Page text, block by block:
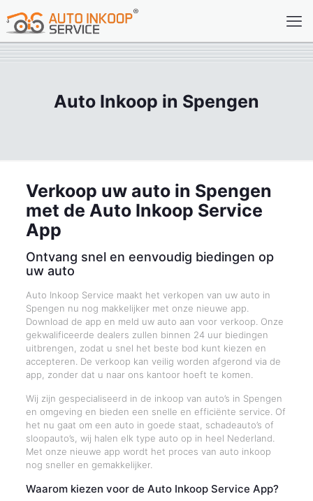
Auto Inkoop in Spengen
Verkoop uw auto in Spengen
met de Auto Inkoop Service
App
Ontvang snel en eenvoudig biedingen op
uw auto
Auto Inkoop Service maakt het verkopen van uw auto in
Spengen nu nog makkelijker met onze nieuwe app.
Download de app en meld uw auto aan voor verkoop. Onze
gekwalificeerde dealers zullen binnen 24 uur biedingen
uitbrengen, zodat u snel het beste bod kunt kiezen en
accepteren. De verkoop kan veilig worden afgerond via de
app, zonder dat u naar ons kantoor hoeft te komen.
Wij zijn gespecialiseerd in de inkoop van auto’s in Spengen
en omgeving en bieden een snelle en efficiënte service. Of
het nu gaat om een auto in goede staat, schadeauto’s of
sloopauto’s, wij halen elk type auto op in heel Nederland.
Met onze nieuwe app wordt het proces van auto inkoop
nog sneller en gemakkelijker.
Waarom kiezen voor de Auto Inkoop Service App?